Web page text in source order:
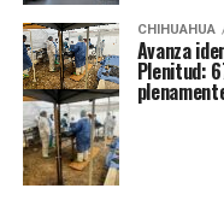
CHIHUAHUA
Avanza
Plenitud: